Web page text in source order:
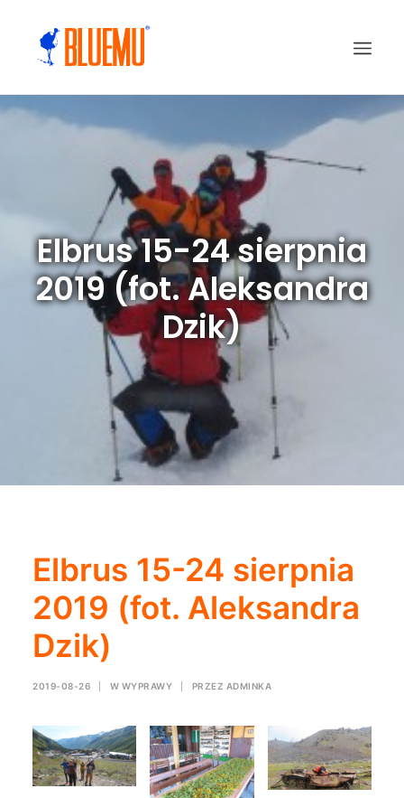
Elbrus 15-24 sierpnia
2019 (fot. Aleksandra
Dzik)
Elbrus 15-24 sierpnia
2019 (fot. Aleksandra
Dzik)
2019-08-26 W WYPRAWY PRZEZ ADMINKA